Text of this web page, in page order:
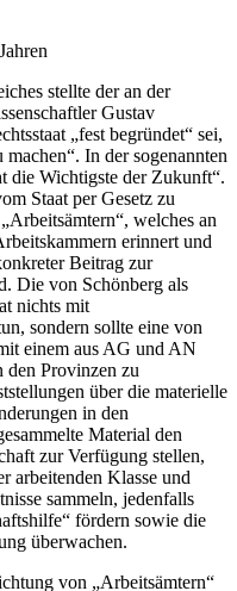
stellte der an der
Gustav
„fest begründet“ sei,
machen“. In der sogenannten
die Wichtigste der Zukunft“.
Staat per Gesetz zu
welches an
erinnert und
Beitrag zur
Die von Schönberg als
nichts mit
sondern sollte eine von
einem aus AG und AN
den Provinzen zu
über die materielle
in den
Material den
zur Verfügung stellen,
arbeitenden Klasse und
sammeln, jedenfalls
fördern sowie die
überwachen.
von „Arbeitsämtern“